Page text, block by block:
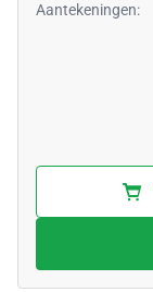
Aantekeningen: